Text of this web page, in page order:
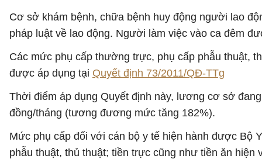
Cơ sở khám bệnh, chữa bệnh huy động người lao
pháp luật về lao động. Người làm việc vào ca đêm
Các mức phụ cấp thường trực, phụ cấp phẫu thuật,
được áp dụng tại Quyết định 73/2011/QĐ-TTg
Thời điểm áp dụng Quyết định này, lương cơ sở
đồng/tháng (tương đương mức tăng 182%).
Mức phụ cấp đối với cán bộ y tế hiện hành được Bộ
phẫu thuật, thủ thuật; tiền trực cũng như tiền ăn